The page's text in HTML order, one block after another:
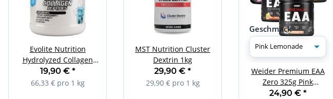
Evolite Nutrition
Hydrolyzed Collagen
Peptides 300g Pure
19,90 € *
66,33 € pro 1 kg
MST Nutrition Cluster
Dextrin 1kg
29,90 € *
29,90 € pro 1 kg
Geschmack
Weider Premium EAA
Zero 325g Pink
Lemonade
24,90 € *